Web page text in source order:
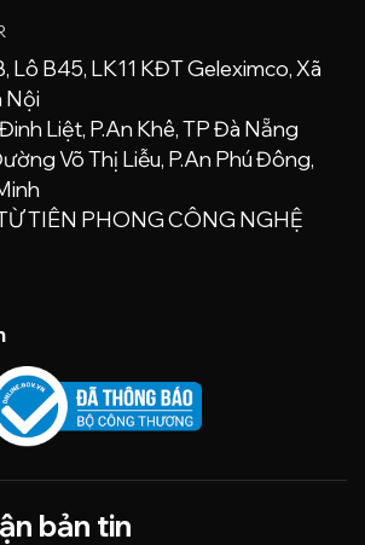
Lô B45, LK11 KĐT Geleximco, Xã
Nội
Liệt, P.An Khê, TP Đà Nẵng
Võ Thị Liễu, P.An Phú Đông,
TIÊN PHONG CÔNG NGHỆ
bản tin